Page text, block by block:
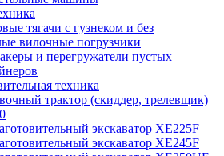
тягачи с гузнеком и без
вилочные погрузчики
и перегружатели пустых
техника
трактор (скиддер, трелевщик)
экскаватор XE225F
экскаватор XE245F